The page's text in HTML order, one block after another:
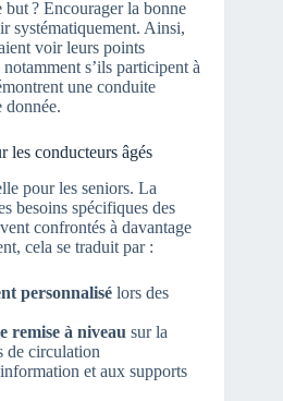
? Encourager la bonne
systématiquement. Ainsi,
voir leurs points
s’ils participent à
une conduite
donnée.
les conducteurs âgés
pour les seniors. La
besoins spécifiques des
confrontés à davantage
cela se traduit par :
personnalisé lors des
remise à niveau sur la
de circulation
et aux supports